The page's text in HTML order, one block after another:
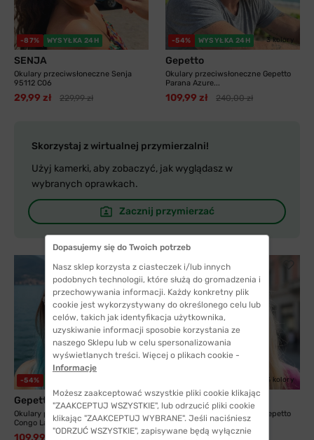
-87% WYSYŁKA 24H
SENJA
Okulary przeciwsłoneczne Senja
95112 C06
29,99 zł 229,99 zł
-54% WYSYŁKA 24H 3 kolory
Gepetto
Okulary przeciwsłoneczne Gepetto
Parana Azure...
109,99 zł 240,00 zł
Skorzystaj z wirtualnej przymierzalni!
Użyj kamerki, aby zobaczyć, jak wyglądasz w
wybranych oprawkach.
Zacznij przymierzać
-54%
Gepetto
Okulary przeciwsłoneczne Gepetto
Congo Lagoon...
109,99 zł 240,00 zł
3 kolory
Gepetto
Okulary przeciwsłoneczne Gepetto
Yukon Rose z...
109,99 zł 240,00 zł
Dopasujemy się do Twoich potrzeb
Nasz sklep korzysta z ciasteczek i/lub innych
podobnych technologii, które służą do gromadzenia i
przechowywania informacji. Każdy konkretny plik
cookie jest wykorzystywany do określonego celu lub
celów, takich jak identyfikacja użytkownika,
uzyskiwanie informacji sposobie korzystania ze
naszego Sklepu lub w celu spersonalizowania
wyświetlanych treści. Więcej o plikach cookie -
Informacje
Możesz zaakceptować wszystkie pliki cookie klikając
"ZAAKCEPTUJ WSZYSTKIE", lub odrzucić pliki cookie
klikając "ZAAKCEPTUJ WYBRANE". Jeśli naciśniesz
"ODRZUĆ WSZYSTKIE", zapisywane będą wyłącznie